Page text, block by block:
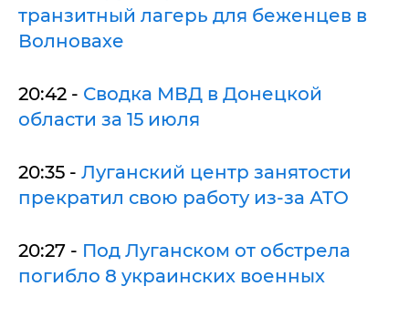
транзитный лагерь для беженцев в
Волновахе
20:42 - Сводка МВД в Донецкой
области за 15 июля
20:35 - Луганский центр занятости
прекратил свою работу из-за АТО
20:27 - Под Луганском от обстрела
погибло 8 украинских военных